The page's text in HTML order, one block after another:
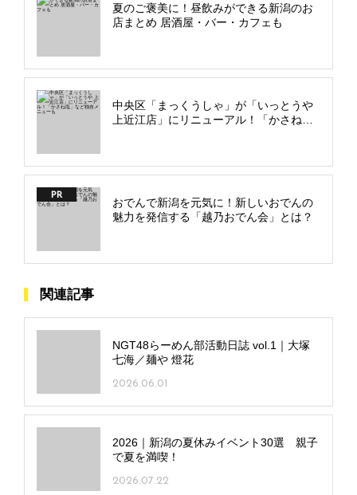
夏のご褒美に！昼飲みができる新潟のお
店まとめ 居酒屋・バー・カフェも
中央区「まっくうしゃ」が「いっとうや
上近江店」にリニューアル！「かさね
PR
おでんで新潟を元気に！新しいおでんの
魅力を発信する「越乃おでん会」とは？
関連記事
NGT48らーめん部活動日誌 vol.1｜大塚
七海／麺や 燈花
2026.06.01
2026｜新潟の夏休みイベント30選 親子
で夏を満喫！
2026.07.22